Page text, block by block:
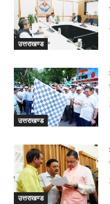
उत्तराखण्ड
उत्तराखण्ड
उत्तराखण्ड